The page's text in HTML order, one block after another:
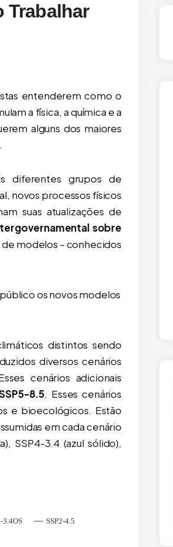
Trabalhar
entenderem como o
a física, a química e a
alguns dos maiores
diferentes grupos de
novos processos físicos
suas atualizações de
sobre
modelos – conhecidos
os novos modelos
distintos sendo
diversos cenários
cenários adicionais
8.5. Esses cenários
e bioecológicos. Estão
em cada cenário
SSP4-3.4 (azul sólido),
aumentaram. Obrigado
Mapa Digital da Amazônia Legal –
Estados e Municípios – PowerPoint
Editável
49,90